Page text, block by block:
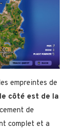
empreintes de
côté est de la
de
complet et a